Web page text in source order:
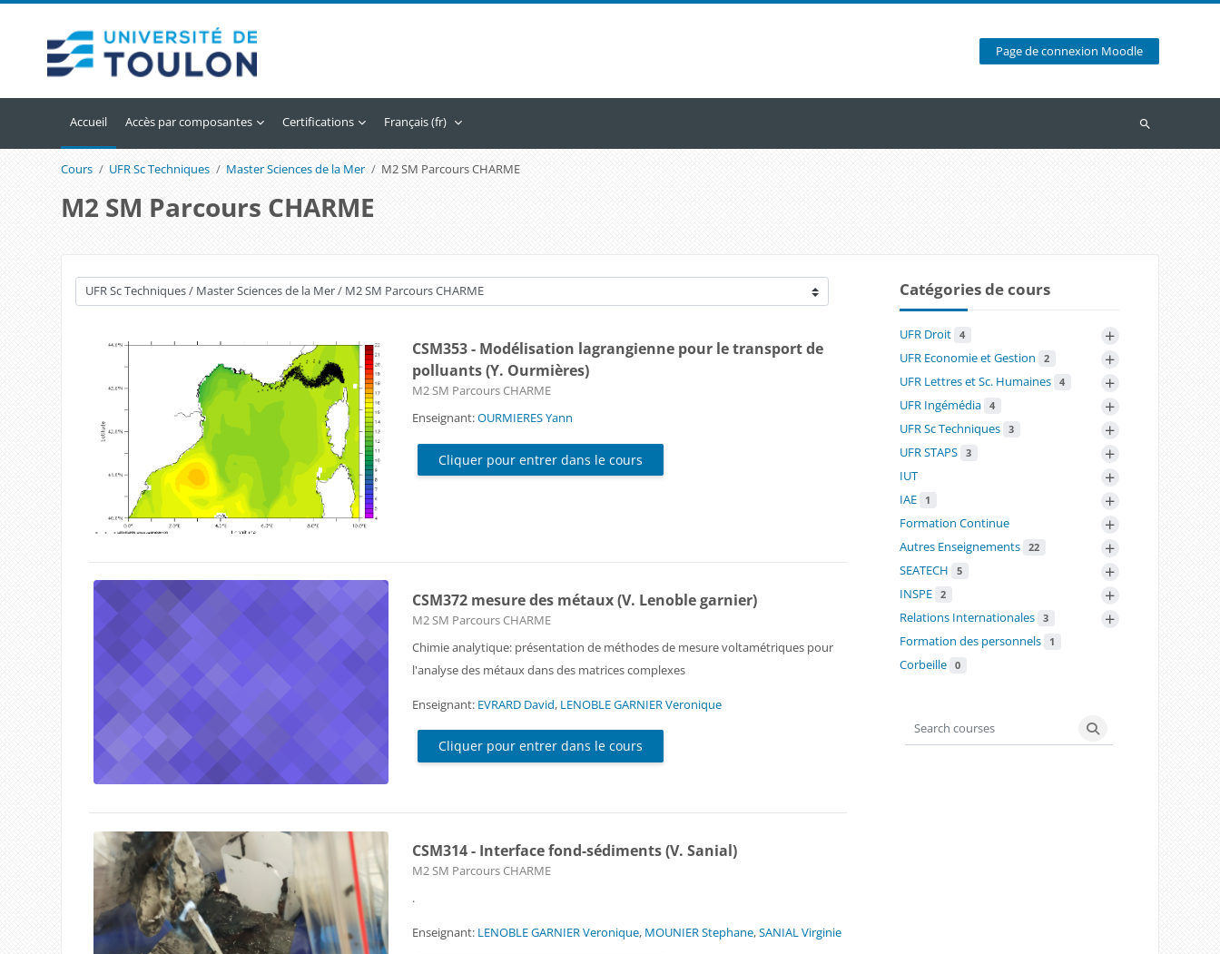
Page de connexion Moodle
Accueil Accès par composantes Certifications Français ‎(fr)‎
Recherche
Cours UFR Sc Techniques Master Sciences de la Mer M2 SM Parcours CHARME
M2 SM Parcours CHARME
Catégories de cours
CSM353 - Modélisation lagrangienne pour le transport de
polluants (Y. Ourmières)
Catégorie de cours
M2 SM Parcours CHARME
Enseignant:OURMIERES Yann
Cliquer pour entrer dans le cours
CSM372 mesure des métaux (V. Lenoble garnier)
Catégorie de cours
M2 SM Parcours CHARME
Chimie analytique: présentation de méthodes de mesure voltamétriques pour
l'analyse des métaux dans des matrices complexes
Enseignant: EVRARD David, LENOBLE GARNIER Veronique
Cliquer pour entrer dans le cours
CSM314 - Interface fond-sédiments (V. Sanial)
Catégorie de cours
M2 SM Parcours CHARME
.
Enseignant: LENOBLE GARNIER Veronique, MOUNIER Stephane,SANIAL Virginie
Catégories de cours
UFR Droit 4 +
UFR Economie et Gestion 2 +
UFR Lettres et Sc. Humaines 4 +
UFR Ingémédia 4 +
UFR Sc Techniques 3 +
UFR STAPS 3 +
IUT +
IAE 1 +
Formation Continue +
Autres Enseignements 22 +
SEATECH 5 +
INSPE 2 +
Relations Internationales 3 +
Formation des personnels 1
Corbeille 0
Search courses
Search courses